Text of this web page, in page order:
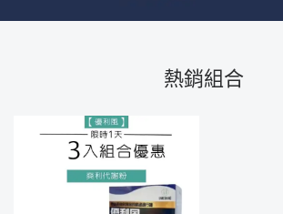
熱銷組合